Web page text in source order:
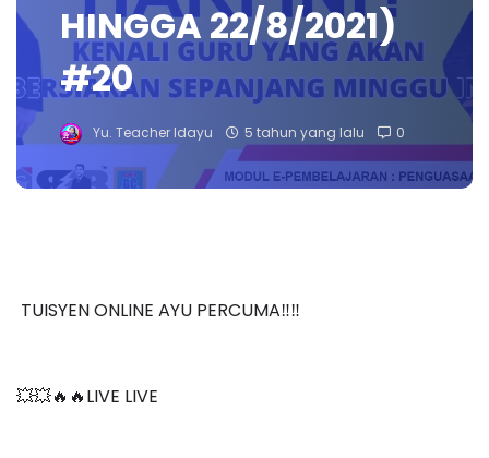
HINGGA 22/8/2021)
#20
Yu. Teacher Idayu 5 tahun yang lalu 0
TUISYEN ONLINE AYU PERCUMA‼️‼️
💥💥🔥🔥LIVE LIVE